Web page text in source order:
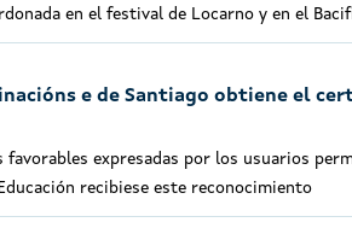
en el festival de Locarno y en el
e de Santiago obtiene el
favorables expresadas por los usuarios
recibiese este reconocimiento